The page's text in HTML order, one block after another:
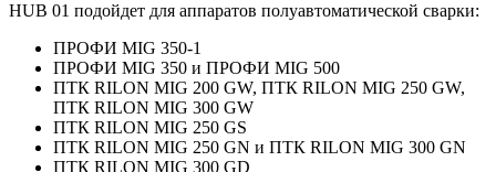
HUB 01 подойдет для аппаратов полуавтоматической сварки:
ПРОФИ MIG 350-1
ПРОФИ MIG 350 и ПРОФИ MIG 500
ПТК RILON MIG 200 GW, ПТК RILON MIG 250 GW,
ПТК RILON MIG 300 GW
ПТК RILON MIG 250 GS
ПТК RILON MIG 250 GN и ПТК RILON MIG 300 GN
ПТК RILON MIG 300 GD